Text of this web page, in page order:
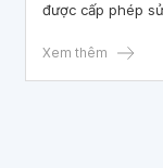
được cấp phép
Xem thêm